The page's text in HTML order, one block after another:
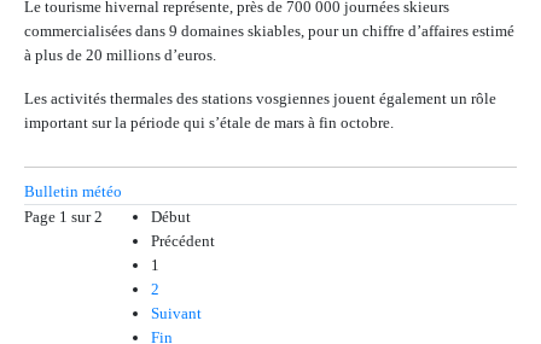
Le tourisme hivernal représente, près de 700 000 journées skieurs
commercialisées dans 9 domaines skiables, pour un chiffre d’affaires estimé
à plus de 20 millions d’euros.
Les activités thermales des stations vosgiennes jouent également un rôle
important sur la période qui s’étale de mars à fin octobre.
Bulletin météo
Page 1 sur 2
Début
Précédent
1
2
Suivant
Fin